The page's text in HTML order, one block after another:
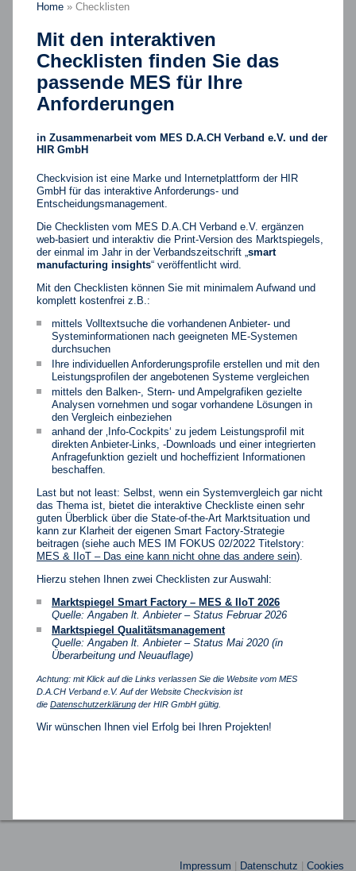
Home » Checklisten
Mit den interaktiven
Checklisten finden Sie das
passende MES für Ihre
Anforderungen
in Zusammenarbeit vom MES D.A.CH Verband e.V. und der
HIR GmbH
Checkvision ist eine Marke und Internetplattform der HIR
GmbH für das interaktive Anforderungs- und
Entscheidungsmanagement.
Die Checklisten vom MES D.A.CH Verband e.V. ergänzen
web-basiert und interaktiv die Print-Version des Marktspiegels,
der einmal im Jahr in der Verbandszeitschrift „smart
manufacturing insights“ veröffentlicht wird.
Mit den Checklisten können Sie mit minimalem Aufwand und
komplett kostenfrei z.B.:
mittels Volltextsuche die vorhandenen Anbieter- und
Systeminformationen nach geeigneten ME-Systemen
durchsuchen
Ihre individuellen Anforderungsprofile erstellen und mit den
Leistungsprofilen der angebotenen Systeme vergleichen
mittels den Balken-, Stern- und Ampelgrafiken gezielte
Analysen vornehmen und sogar vorhandene Lösungen in
den Vergleich einbeziehen
anhand der ‚Info-Cockpits‘ zu jedem Leistungsprofil mit
direkten Anbieter-Links, -Downloads und einer integrierten
Anfragefunktion gezielt und hocheffizient Informationen
beschaffen.
Last but not least: Selbst, wenn ein Systemvergleich gar nicht
das Thema ist, bietet die interaktive Checkliste einen sehr
guten Überblick über die State-of-the-Art Marktsituation und
kann zur Klarheit der eigenen Smart Factory-Strategie
beitragen (siehe auch MES IM FOKUS 02/2022 Titelstory:
MES & IIoT – Das eine kann nicht ohne das andere sein).
Hierzu stehen Ihnen zwei Checklisten zur Auswahl:
Marktspiegel Smart Factory – MES & IIoT 2026
Quelle: Angaben lt. Anbieter – Status Februar 2026
Marktspiegel Qualitätsmanagement
Quelle: Angaben lt. Anbieter – Status Mai 2020 (in
Überarbeitung und Neuauflage)
Achtung: mit Klick auf die Links verlassen Sie die Website vom MES
D.A.CH Verband e.V. Auf der Website Checkvision ist
die Datenschutzerklärung der HIR GmbH gültig.
Wir wünschen Ihnen viel Erfolg bei Ihren Projekten!
Impressum Datenschutz Cookies